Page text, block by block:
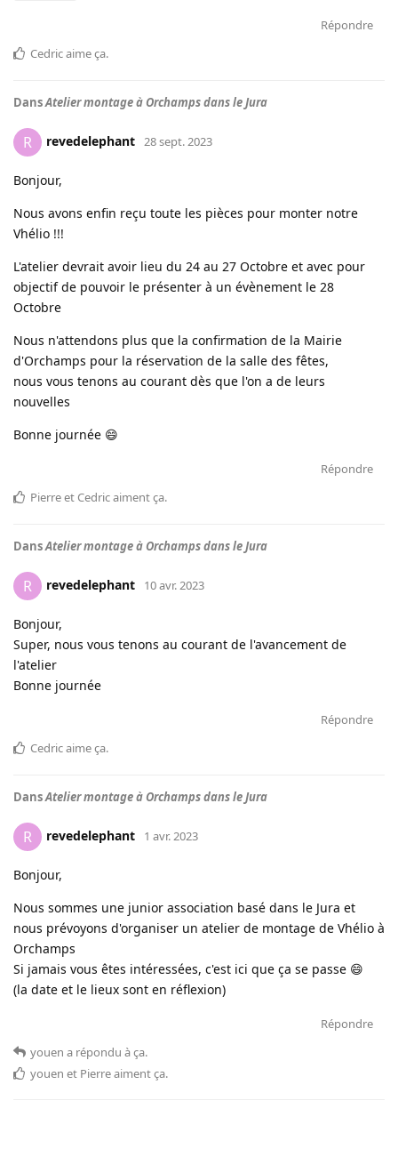
Répondre
Cedricaime ça.
DansAtelier montage à Orchamps dans le Jura
R revedelephant 28 sept. 2023
Bonjour,
Nous avons enfin reçu toute les pièces pour monter notre
Vhélio !!!
L'atelier devrait avoir lieu du 24 au 27 Octobre et avec pour
objectif de pouvoir le présenter à un évènement le 28
Octobre
Nous n'attendons plus que la confirmation de la Mairie
d'Orchamps pour la réservation de la salle des fêtes,
nous vous tenons au courant dès que l'on a de leurs
nouvelles
Bonne journée 😄
Répondre
Pierreet Cedricaiment ça.
DansAtelier montage à Orchamps dans le Jura
R revedelephant 10 avr. 2023
Bonjour,
Super, nous vous tenons au courant de l'avancement de
l'atelier
Bonne journée
Répondre
Cedricaime ça.
DansAtelier montage à Orchamps dans le Jura
R revedelephant 1 avr. 2023
Bonjour,
Nous sommes une junior association basé dans le Jura et
nous prévoyons d'organiser un atelier de montage de Vhélio à
Orchamps
Si jamais vous êtes intéressées, c'est ici que ça se passe 😄
(la date et le lieux sont en réflexion)
Répondre
youen a répondu à ça.
youen et Pierreaiment ça.